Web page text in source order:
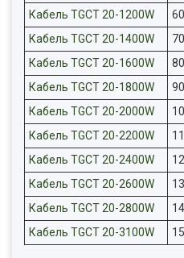
Кабель TGCT 20-1200W
60
Кабель TGCT 20-1400W
70
Кабель TGCT 20-1600W
80
Кабель TGCT 20-1800W
90
Кабель TGCT 20-2000W
Кабель TGCT 20-2200W
Кабель TGCT 20-2400W
Кабель TGCT 20-2600W
Кабель TGCT 20-2800W
Кабель TGCT 20-3100W